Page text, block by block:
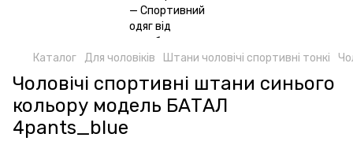
Каталог Для чоловіків Штани чоловічі спортивні тонкі
Чоловічі спортивні штани синього
кольору модель БАТАЛ
4pants_blue